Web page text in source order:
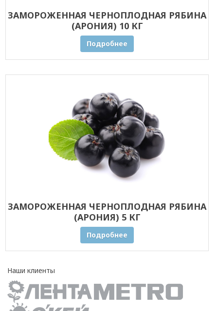
ЗАМОРОЖЕННАЯ ЧЕРНОПЛОДНАЯ РЯБИНА
(АРОНИЯ) 10 КГ
Подробнее
ЗАМОРОЖЕННАЯ ЧЕРНОПЛОДНАЯ РЯБИНА
(АРОНИЯ) 5 КГ
Подробнее
Наши клиенты